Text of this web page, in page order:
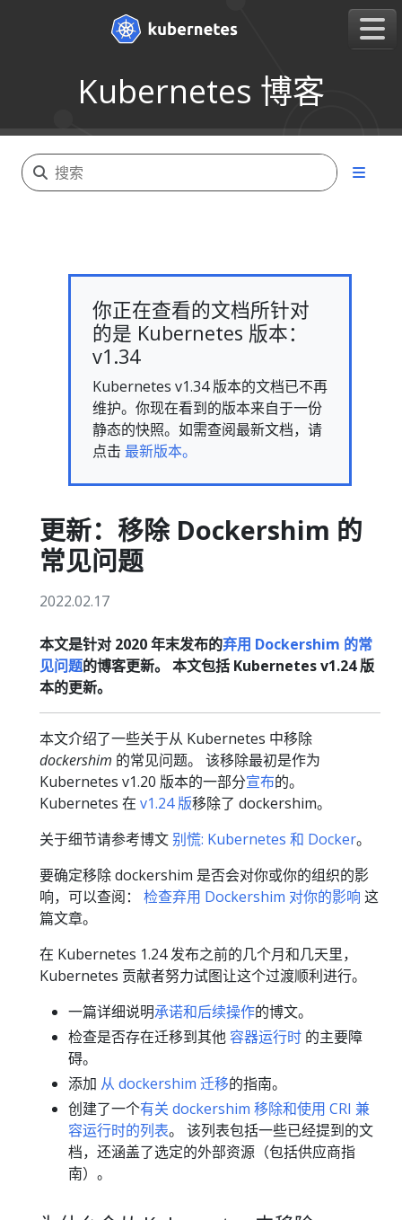
Kubernetes 博客
你正在查看的文档所针对
的是 Kubernetes 版本：
v1.34
Kubernetes v1.34 版本的文档已不再
维护。你现在看到的版本来自于一份
静态的快照。如需查阅最新文档，请
点击 最新版本。
更新：移除 Dockershim 的
常见问题
2022.02.17
本文是针对 2020 年末发布的弃用 Dockershim 的常
见问题的博客更新。 本文包括 Kubernetes v1.24 版
本的更新。
本文介绍了一些关于从 Kubernetes 中移除
dockershim 的常见问题。 该移除最初是作为
Kubernetes v1.20 版本的一部分宣布的。
Kubernetes 在 v1.24 版移除了 dockershim。
关于细节请参考博文 别慌: Kubernetes 和 Docker。
要确定移除 dockershim 是否会对你或你的组织的影
响，可以查阅： 检查弃用 Dockershim 对你的影响 这
篇文章。
在 Kubernetes 1.24 发布之前的几个月和几天里，
Kubernetes 贡献者努力试图让这个过渡顺利进行。
一篇详细说明承诺和后续操作的博文。
检查是否存在迁移到其他 容器运行时 的主要障
碍。
添加 从 dockershim 迁移的指南。
创建了一个有关 dockershim 移除和使用 CRI 兼
容运行时的列表。 该列表包括一些已经提到的文
档，还涵盖了选定的外部资源（包括供应商指
南）。